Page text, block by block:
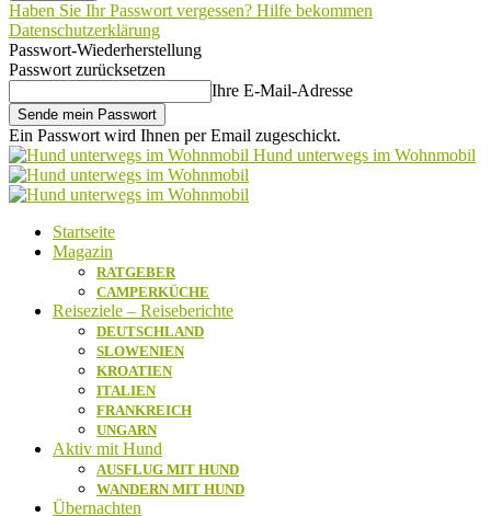
Haben Sie Ihr Passwort vergessen? Hilfe bekommen
Datenschutzerklärung
Passwort-Wiederherstellung
Passwort zurücksetzen
Ihre E-Mail-Adresse
Ein Passwort wird Ihnen per Email zugeschickt.
Hund unterwegs im Wohnmobil
Startseite
Magazin
RATGEBER
CAMPERKÜCHE
Reiseziele – Reiseberichte
DEUTSCHLAND
SLOWENIEN
KROATIEN
ITALIEN
FRANKREICH
UNGARN
Aktiv mit Hund
AUSFLUG MIT HUND
WANDERN MIT HUND
Übernachten